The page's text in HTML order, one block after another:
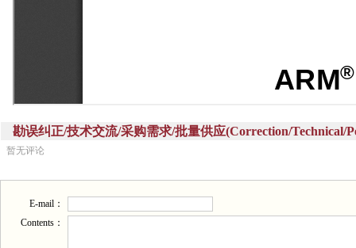
勘误纠正/技术交流/采购需求/批量供应(Correction/Technical/
暂无评论
E-mail：
Contents：